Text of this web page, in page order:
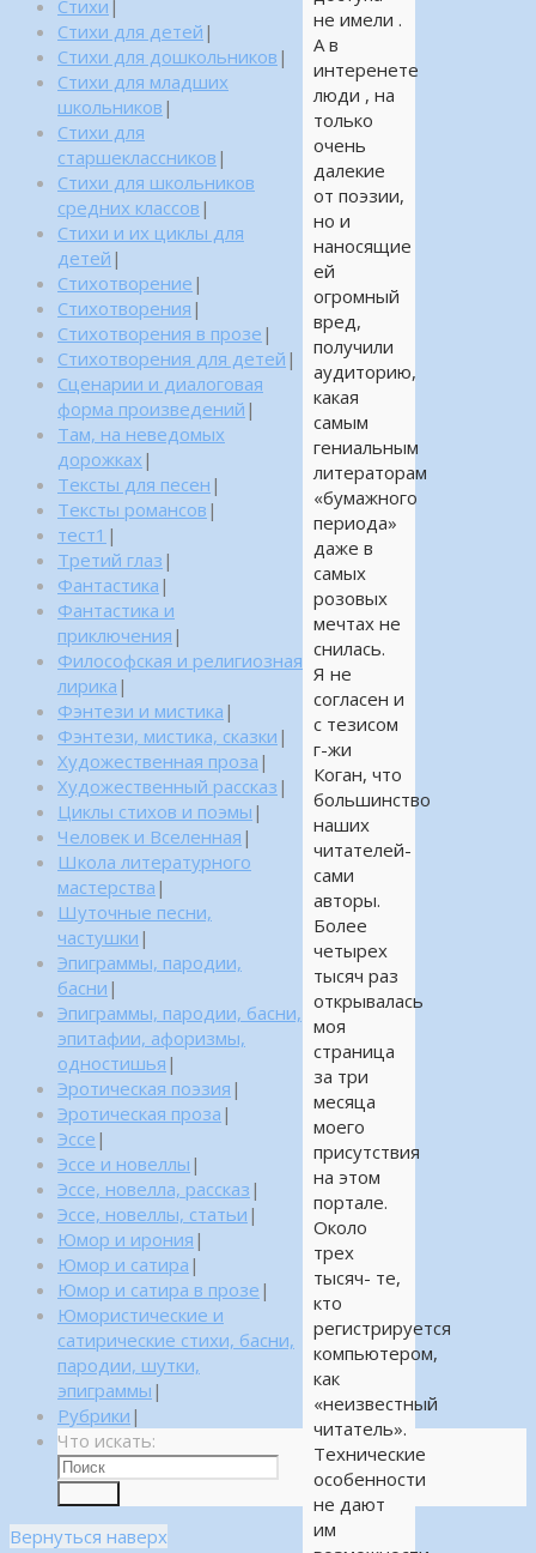
не имели .
А в
интеренете
люди , на
только
очень
далекие
от поэзии,
но и
наносящие
ей
огромный
вред,
получили
аудиторию,
какая
самым
гениальным
литераторам
«бумажного
периода»
даже в
самых
розовых
мечтах не
снилась.
Я не
согласен и
с тезисом
г-жи
Коган, что
большинство
наших
читателей-
сами
авторы.
Более
четырех
тысяч раз
открывалась
моя
страница
за три
месяца
моего
присутствия
на этом
портале.
Около
трех
тысяч- те,
кто
регистрируется
компьютером,
как
«неизвестный
читатель».
Технические
особенности
не дают
им
Стихи |
Стихи для детей |
Стихи для дошкольников |
Стихи для младших
школьников |
Стихи для
старшеклассников |
Стихи для школьников
средних классов |
Стихи и их циклы для
детей |
Стихотворение |
Стихотворения |
Стихотворения в прозе |
Стихотворения для детей |
Сценарии и диалоговая
форма произведений |
Там, на неведомых
дорожках |
Тексты для песен |
Тексты романсов |
тест1 |
Третий глаз |
Фантастика |
Фантастика и
приключения |
Философская и религиозная
лирика |
Фэнтези и мистика |
Фэнтези, мистика, сказки |
Художественная проза |
Художественный рассказ |
Циклы стихов и поэмы |
Человек и Вселенная |
Школа литературного
мастерства |
Шуточные песни,
частушки |
Эпиграммы, пародии,
басни |
Эпиграммы, пародии, басни,
эпитафии, афоризмы,
одностишья |
Эротическая поэзия |
Эротическая проза |
Эссе |
Эссе и новеллы |
Эссе, новелла, рассказ |
Эссе, новеллы, статьи |
Юмор и ирония |
Юмор и сатира |
Юмор и сатира в прозе |
Юмористические и
сатирические стихи, басни,
пародии, шутки,
эпиграммы |
Рубрики |
Что искать:
Вернуться наверх